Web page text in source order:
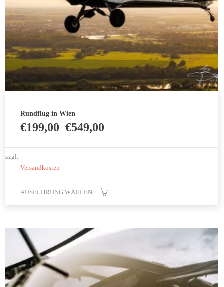
Rundflug in Wien
€199,00 –€549,00
zzgl.
Versandkosten
AUSFÜHRUNG WÄHLEN
weist
mehrere
Varianten
auf.
Die